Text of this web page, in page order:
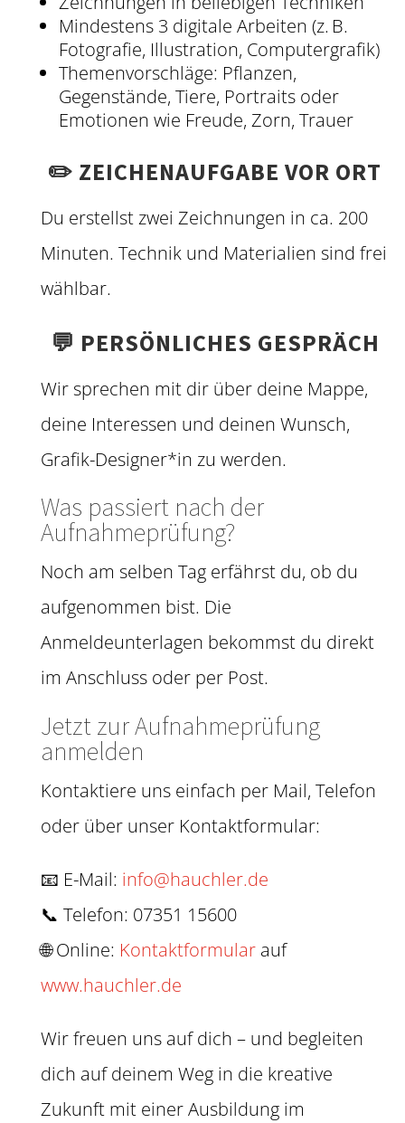
Mindestens 3 digitale Arbeiten (z. B.
Fotografie, Illustration, Computergrafik)
Themenvorschläge: Pflanzen,
Gegenstände, Tiere, Portraits oder
Emotionen wie Freude, Zorn, Trauer
✏️ ZEICHENAUFGABE VOR ORT
Du erstellst zwei Zeichnungen in ca. 200
Minuten. Technik und Materialien sind frei
wählbar.
💬 PERSÖNLICHES GESPRÄCH
Wir sprechen mit dir über deine Mappe,
deine Interessen und deinen Wunsch,
Grafik-Designer*in zu werden.
Was passiert nach der
Aufnahmeprüfung?
Noch am selben Tag erfährst du, ob du
aufgenommen bist. Die
Anmeldeunterlagen bekommst du direkt
im Anschluss oder per Post.
Jetzt zur Aufnahmeprüfung
anmelden
Kontaktiere uns einfach per Mail, Telefon
oder über unser Kontaktformular:
📧 E-Mail: info@hauchler.de
📞 Telefon: 07351 15600
🌐 Online: Kontaktformularauf
www.hauchler.de
Wir freuen uns auf dich – und begleiten
dich auf deinem Weg in die kreative
Zukunft mit einer Ausbildung im